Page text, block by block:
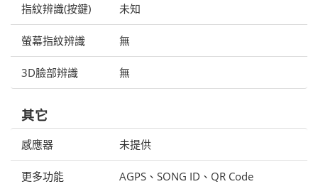
指紋辨識(按鍵) 未知
螢幕指紋辨識 無
3D臉部辨識 無
其它
感應器 未提供
更多功能
AGPS、SONG ID、QR Code